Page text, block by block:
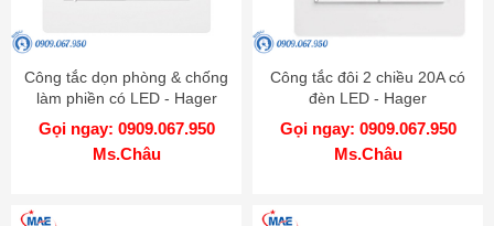
Công tắc dọn phòng & chống
làm phiền có LED - Hager
WGMHDC
Gọi ngay: 0909.067.950
Ms.Châu
Công tắc đôi 2 chiều 20A có
đèn LED - Hager
WGML2D2N
Gọi ngay: 0909.067.950
Ms.Châu